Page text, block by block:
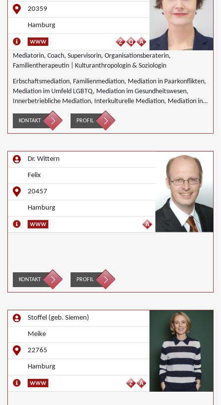
20359
Hamburg
Mediatorin, Coach, Supervisorin, Organisationsberaterin,
Familientherapeutin | Kulturanthropologin & Soziologin
Erbschaftsmediation, Familienmediation, Mediation in Paarkonflikten,
Mediation im Umfeld LGBTQ, Mediation im Gesundheitswesen,
Innerbetriebliche Mediation, Interkulturelle Mediation, Mediation in
IT- Software- Outsourcing-Konflikten, Mediation von
Generationskonflikten, Mediation bei Gesellschafterkonflikten,
Mediation bei Team- und Gruppenkonflikten, Mediation von
keine besonderen Schwerpunkte
KONTAKT PROFIL
Dr. Wittern
Felix
20457
Hamburg
KONTAKT PROFIL
Stoffel (geb. Siemen)
Meike
22765
Hamburg